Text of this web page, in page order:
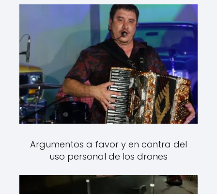
Argumentos a favor y en contra del
uso personal de los drones